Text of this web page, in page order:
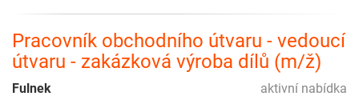
Pracovník obchodního útvaru - vedoucí
útvaru - zakázková výroba dílů (m/ž)
aktivní nabídka
Fulnek